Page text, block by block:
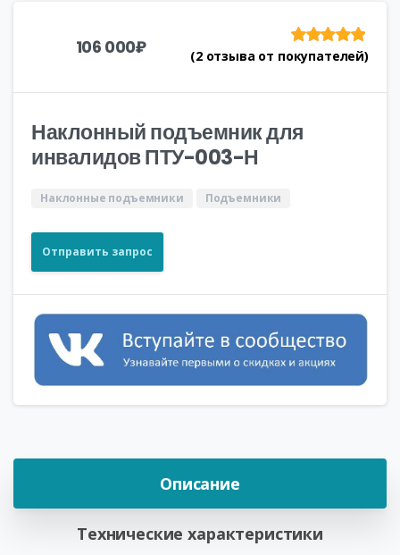
106 000₽ Рейтингиз
(2отзыва от покупателей)
Наклонный подъемник для
инвалидов ПТУ-003-Н
Наклонные подъемники Подъемники
Отправить запрос
Описание
Технические характеристики